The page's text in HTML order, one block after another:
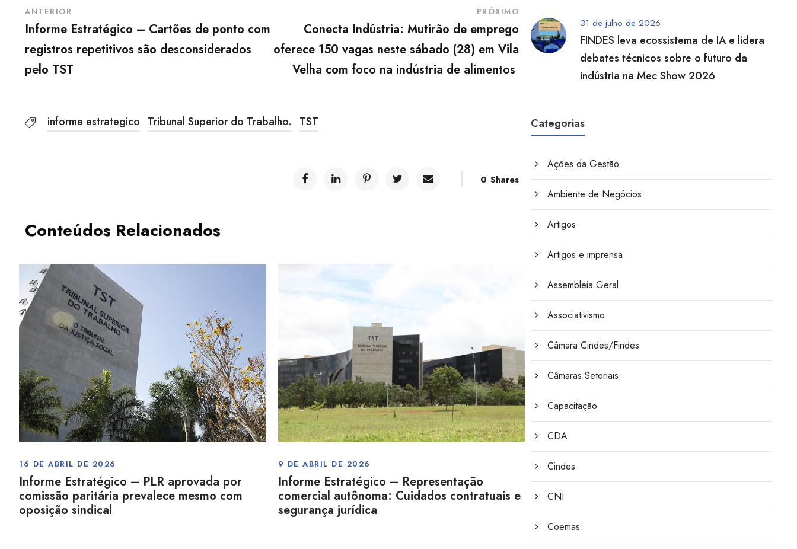
ANTERIOR
Informe Estratégico – Cartões de ponto com
registros repetitivos são desconsiderados
pelo TST
PRÓXIMO
Conecta Indústria: Mutirão de emprego
oferece 150 vagas neste sábado (28) em Vila
Velha com foco na indústria de alimentos
informe estrategico Tribunal Superior do Trabalho. TST
0 Shares
Conteúdos Relacionados
16 DE ABRIL DE 2026
Informe Estratégico – PLR aprovada por
comissão paritária prevalece mesmo com
oposição sindical
9 DE ABRIL DE 2026
Informe Estratégico – Representação
comercial autônoma: Cuidados contratuais e
segurança jurídica
31 de julho de 2026
FINDES leva ecossistema de IA e lidera
debates técnicos sobre o futuro da
indústria na Mec Show 2026
Categorias
Ações da Gestão
Ambiente de Negócios
Artigos
Artigos e imprensa
Assembleia Geral
Associativismo
Câmara Cindes/Findes
Câmaras Setoriais
Capacitação
CDA
Cindes
CNI
Coemas